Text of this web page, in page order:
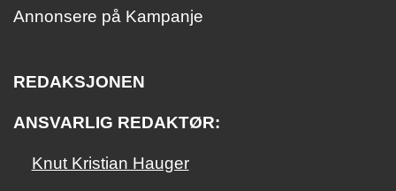
Annonsere på Kampanje
REDAKSJONEN
ANSVARLIG REDAKTØR:
Knut Kristian Hauger